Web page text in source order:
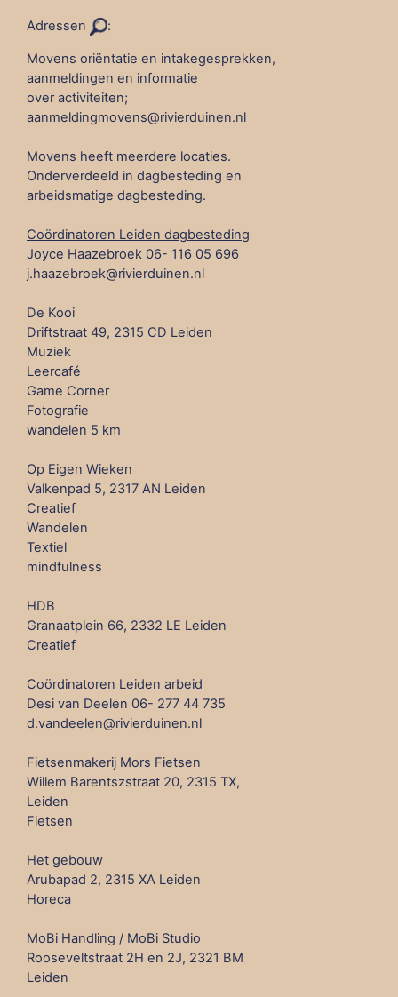
Adressen :
Movens oriëntatie en intakegesprekken,
aanmeldingen en informatie
over activiteiten;
aanmeldingmovens@rivierduinen.nl
Movens heeft meerdere locaties.
Onderverdeeld in dagbesteding en
arbeidsmatige dagbesteding.
Coördinatoren Leiden dagbesteding
Joyce Haazebroek 06- 116 05 696
j.haazebroek@rivierduinen.nl
De Kooi
Driftstraat 49, 2315 CD Leiden
Muziek
Leercafé
Game Corner
Fotografie
wandelen 5 km
Op Eigen Wieken
Valkenpad 5, 2317 AN Leiden
Creatief
Wandelen
Textiel
mindfulness
HDB
Granaatplein 66, 2332 LE Leiden
Creatief
Coördinatoren Leiden arbeid
Desi van Deelen 06- 277 44 735
d.vandeelen@rivierduinen.nl
Fietsenmakerij Mors Fietsen
Willem Barentszstraat 20, 2315 TX,
Leiden
Fietsen
Het gebouw
Arubapad 2, 2315 XA Leiden
Horeca
MoBi Handling / MoBi Studio
Rooseveltstraat 2H en 2J, 2321 BM
Leiden